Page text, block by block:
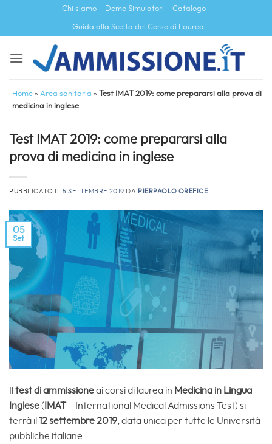
contenuti
Chi siamo Demo Simulatori Catalogo
Guida alla Scelta del Corso di Laurea
Home » Area sanitaria » Test IMAT 2019: come prepararsi alla prova di
medicina in inglese
Test IMAT 2019: come prepararsi alla
prova di medicina in inglese
PUBBLICATO IL 5 SETTEMBRE 2019 DA PIERPAOLO OREFICE
05
Set
Iltest di ammissioneai corsi di laurea in Medicina in Lingua
Inglese(IMAT– International Medical Admissions Test) si
terrà il12 settembre 2019, data unica per tutte le Università
pubbliche italiane.